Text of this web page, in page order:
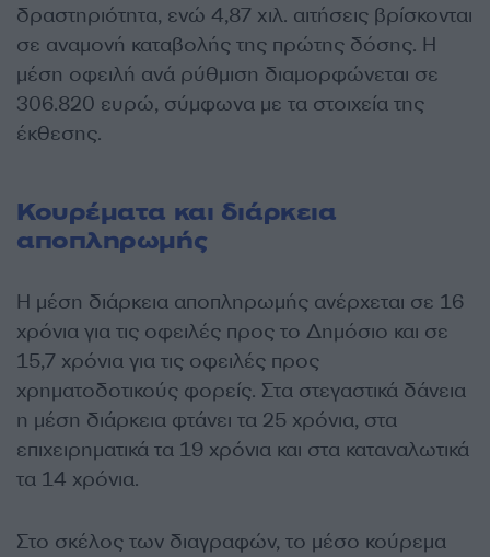
δραστηριότητα, ενώ 4,87 χιλ. αιτήσεις βρίσκονται
σε αναμονή καταβολής της πρώτης δόσης. Η
μέση οφειλή ανά ρύθμιση διαμορφώνεται σε
306.820 ευρώ, σύμφωνα με τα στοιχεία της
έκθεσης.
Κουρέματα και διάρκεια
αποπληρωμής
Η μέση διάρκεια αποπληρωμής ανέρχεται σε 16
χρόνια για τις οφειλές προς το Δημόσιο και σε
15,7 χρόνια για τις οφειλές προς
χρηματοδοτικούς φορείς. Στα στεγαστικά δάνεια
η μέση διάρκεια φτάνει τα 25 χρόνια, στα
επιχειρηματικά τα 19 χρόνια και στα καταναλωτικά
τα 14 χρόνια.
Στο σκέλος των διαγραφών, το μέσο κούρεμα